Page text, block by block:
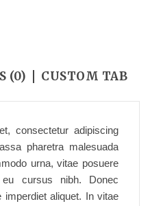
(0) CUSTOM TAB
consectetur adipiscing
pharetra malesuada
urna, vitae posuere
cursus nibh. Donec
aliquet. In vitae